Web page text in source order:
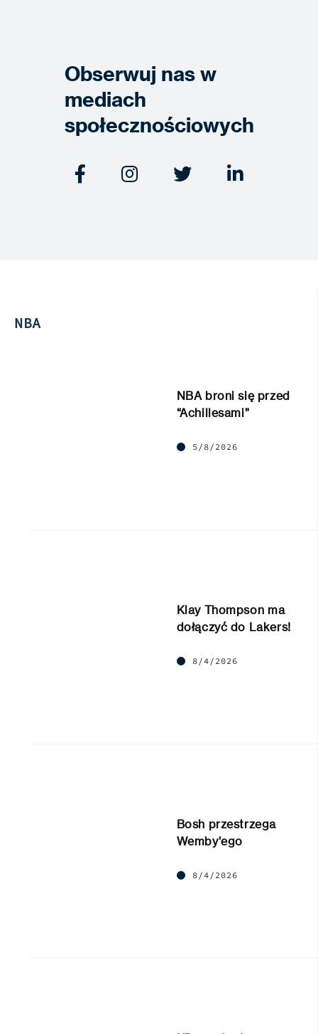
Obserwuj nas w
mediach
społecznościowych
   
NBA
NBA broni się przed
“Achillesami”
5/8/2026
Klay Thompson ma
dołączyć do Lakers!
8/4/2026
Bosh przestrzega
Wemby’ego
8/4/2026